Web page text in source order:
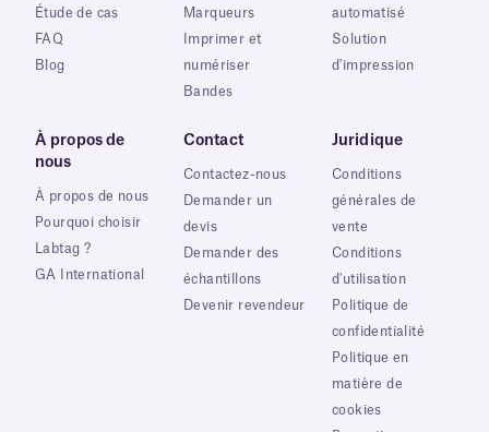
Étude de cas
FAQ
Blog
Marqueurs
Imprimer et
numériser
Bandes
automatisé
Solution
d'impression
À propos de
nous
À propos de nous
Pourquoi choisir
Labtag ?
GA International
Contact
Contactez-nous
Demander un
devis
Demander des
échantillons
Devenir revendeur
Juridique
Conditions
générales de
vente
Conditions
d'utilisation
Politique de
confidentialité
Politique en
matière de
cookies